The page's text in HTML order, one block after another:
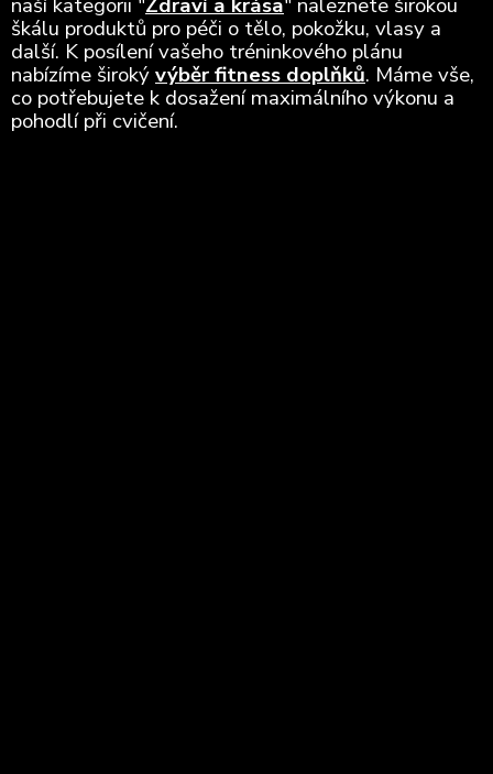
škálu produktů pro péči o tělo, pokožku, vlasy a
další. K posílení vašeho tréninkového plánu
nabízíme širokývýběr fitness doplňků. Máme vše,
co potřebujete k dosažení maximálního výkonu a
pohodlí při cvičení.